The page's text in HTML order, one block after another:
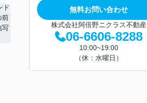
無料お問い合わせ
株式会社阿倍野ニクラス不動産
06-6606-8288
10:00~19:00
（休：水曜日）